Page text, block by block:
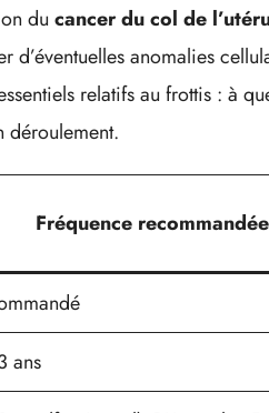
du cancer du col de
anomalies
relatifs au frottis : à
déroulement.
Fréquence
ans